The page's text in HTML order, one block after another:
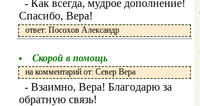
- Как всегда, мудрое дополнение!
Спасибо, Вера!
ответ: Посохов Александр
Скорой в помощь
на комментарий от: Север Вера
- Взаимно, Вера! Благодарю за
обратную связь!